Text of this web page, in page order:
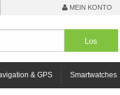
MEIN KONTO
& GPS Smartwatches